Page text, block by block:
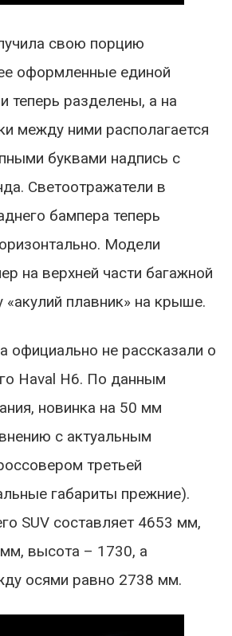
свою порцию
оформленные единой
теперь разделены, а на
между ними располагается
буквами надпись с
Светоотражатели в
бампера теперь
Модели
на верхней части багажной
«акулий плавник» на крыше.
официально не рассказали о
Haval H6. По данным
новинка на 50 мм
с актуальным
третьей
габариты прежние).
SUV составляет 4653 мм,
высота – 1730, а
осями равно 2738 мм.